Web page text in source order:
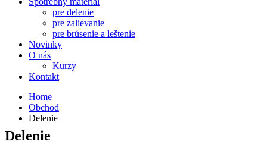
pre delenie
pre zalievanie
pre brúsenie a leštenie
Novinky
O nás
Kurzy
Kontakt
Home
Obchod
Delenie
Delenie